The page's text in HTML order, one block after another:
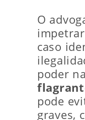
O
impetrar
caso
poder na
pode
graves,